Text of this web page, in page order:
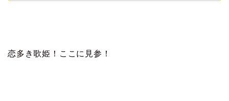
恋多き歌姫！ここに見参！